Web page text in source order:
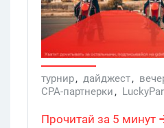
ставки на топовые
акции #LuckySpring,
вебов на частный
турнир, дайджест,
CPA-партнерки,
дайджест Где Трафик,
Прочитай за 5 минут